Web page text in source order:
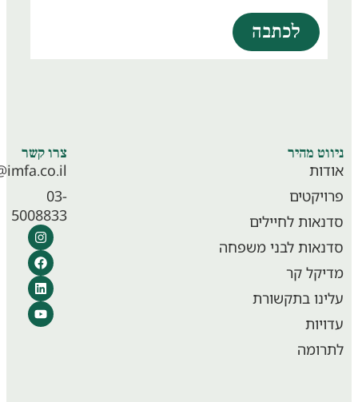
לכתבה
מהיר
לחיילים
לבני משפחה
קר
בתקשורת
צרו קשר
info@imfa.co.il
5008833